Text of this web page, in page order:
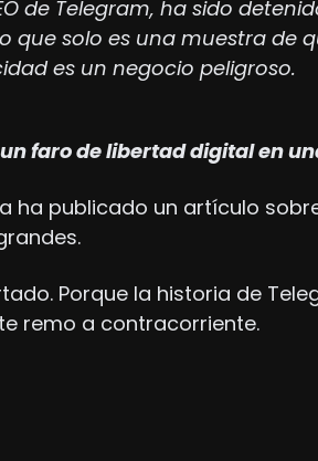
de Telegram, ha sido
que solo es una muestra de
es un negocio peligroso.
faro de libertad digital en
ha publicado un artículo
Porque la historia de
remo a contracorriente.